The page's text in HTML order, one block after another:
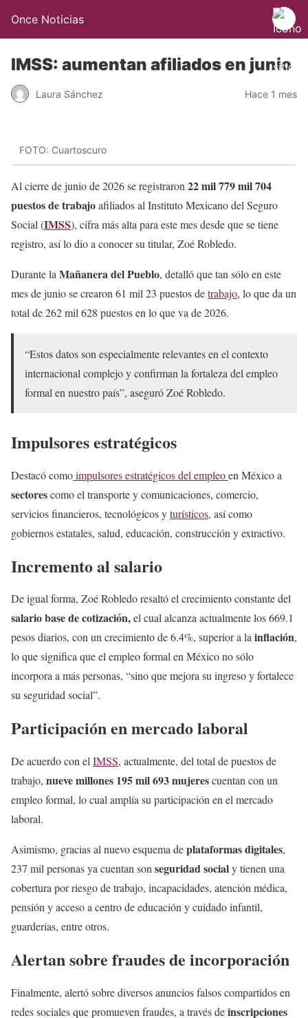
Once Noticias
IMSS: aumentan afiliados en junio
Laura Sánchez Hace 1 mes
FOTO: Cuartoscuro
Al cierre de junio de 2026 se registraron 22 mil 779 mil 704
puestos de trabajoafiliados al Instituto Mexicano del Seguro
Social (IMSS), cifra más alta para este mes desde que se tiene
registro, así lo dio a conocer su titular, Zoé Robledo.
Durante la Mañanera del Pueblo, detalló que tan sólo en este
mes de junio se crearon 61 mil 23 puestos detrabajo, lo que da un
total de 262 mil 628 puestos en lo que va de 2026.
“Estos datos son especialmente relevantes en el contexto
internacional complejo y confirman la fortaleza del empleo
formal en nuestro país”, aseguró Zoé Robledo.
Impulsores estratégicos
Destacó comoimpulsores estratégicos del empleoen México a
sectorescomo el transporte y comunicaciones, comercio,
servicios financieros, tecnológicos yturísticos, así como
gobiernos estatales, salud, educación, construcción y extractivo.
Incremento al salario
De igual forma, Zoé Robledo resaltó el crecimiento constante del
salario base de cotización,el cual alcanza actualmente los 669.1
pesos diarios, con un crecimiento de 6.4%, superior a lainflación,
lo que significa que el empleo formal en México no sólo
incorpora a más personas, “sino que mejora su ingreso y fortalece
su seguridad social”.
Participación en mercado laboral
De acuerdo con elIMSS, actualmente, del total de puestos de
trabajo, nueve millones 195 mil 693mujerescuentan con un
empleo formal, lo cual amplía su participación en el mercado
laboral.
Asimismo, gracias al nuevo esquema deplataformas digitales,
237 mil personas ya cuentan sonseguridad socialy tienen una
cobertura por riesgo de trabajo, incapacidades, atención médica,
pensión y acceso a centro de educación y cuidado infantil,
guarderías, entre otros.
Alertan sobre fraudes de incorporación
Finalmente, alertó sobre diversos anuncios falsos compartidos en
redes sociales que promueven fraudes, a través deinscripciones